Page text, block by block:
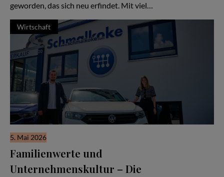
geworden, das sich neu erfindet. Mit viel…
Wirtschaft
5. Mai 2026
Familienwerte und
Unternehmenskultur – Die